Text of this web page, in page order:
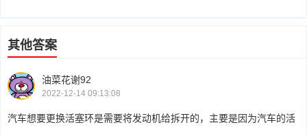
其他答案
油菜花谢92
2022-12-14 09:13:08
汽车想要更换活塞环是需要将发动机给拆开的，主要是因为汽车的活